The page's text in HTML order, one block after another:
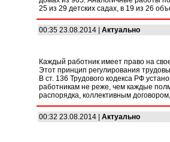
25 из 29 детских садах, в 19 из 26
00:35 23.08.2014 | Актуально
Каждый работник имеет право на
Этот принцип регулирования
В ст. 136 Трудового кодекса РФ
работникам не реже, чем каждые
распорядка, коллективным
00:32 23.08.2014 | Актуально